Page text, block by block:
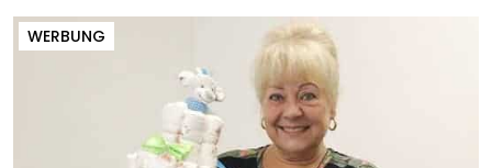
WERBUNG